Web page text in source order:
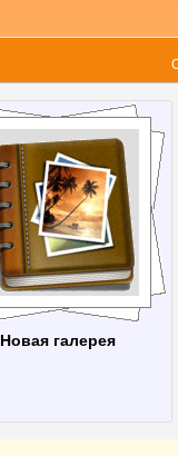
Новая галерея